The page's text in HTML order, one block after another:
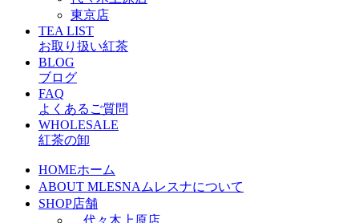
東京店
TEA LIST
お取り扱い紅茶
BLOG
ブログ
FAQ
よくあるご質問
WHOLESALE
紅茶の卸
HOMEホーム
ABOUT MLESNAムレスナについて
SHOP店舗